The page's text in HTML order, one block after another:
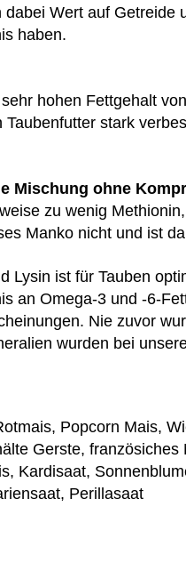
Wert auf
haben.
hohen Fettgehalt
stark
Mischung ohne
zu wenig
Manko nicht und ist
Lysin ist für Tauben
an Omega-3 und -6-
Nie zuvor
wurden bei
Popcorn Mais,
Gerste, französiches
Kardisaat,
Perillasaat